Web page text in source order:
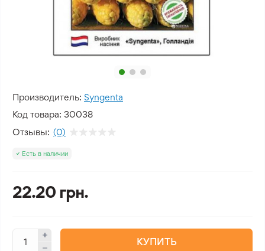
Производитель: Syngenta
Код товара: 30038
Отзывы: (0)
Есть в наличии
22.20 грн.
КУПИТЬ